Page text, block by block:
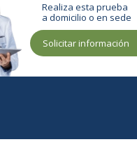
Realiza esta prueba
a domicilio o en sede
Solicitar información